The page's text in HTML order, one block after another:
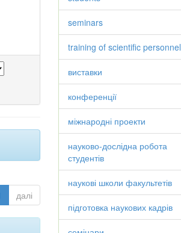
далі
seminars
training of scientific personnel
виставки
конференції
міжнародні проекти
науково-дослідна робота
студентів
наукові школи факультетів
підготовка наукових кадрів